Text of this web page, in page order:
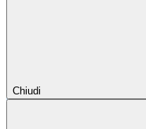
Chiudi